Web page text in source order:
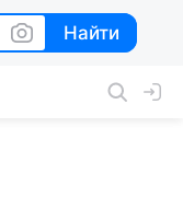
Найти
Найти